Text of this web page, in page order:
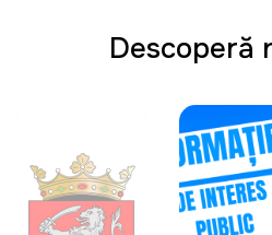
Descoperă